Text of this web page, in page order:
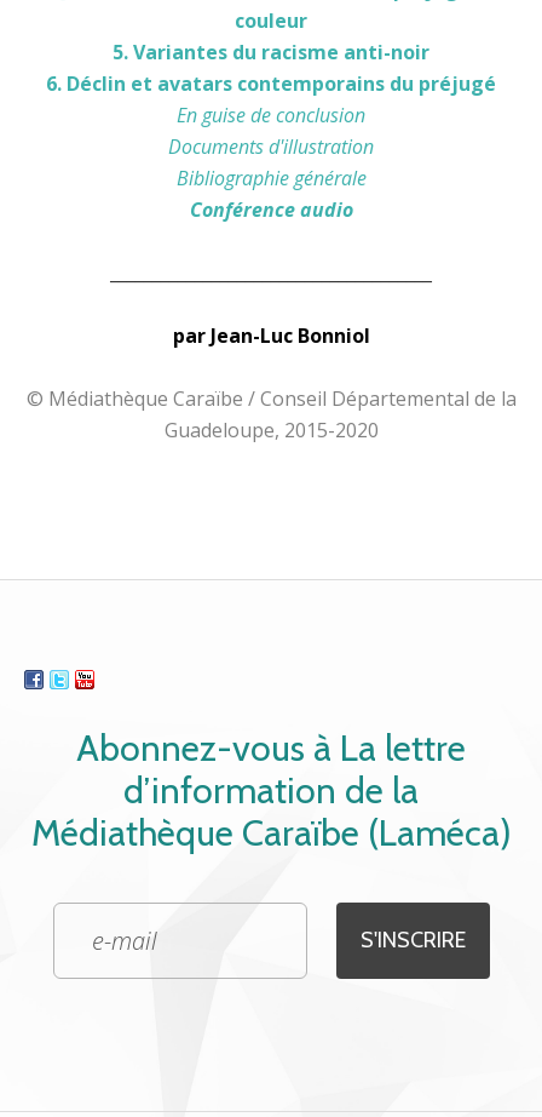
couleur
5. Variantes du racisme anti-noir
6. Déclin et avatars contemporains du préjugé
En guise de conclusion
Documents d'illustration
Bibliographie générale
Conférence audio
par Jean-Luc Bonniol
© Médiathèque Caraïbe / Conseil Départemental de la
Guadeloupe, 2015-2020
Abonnez-vous à La lettre
d’information de la
Médiathèque Caraïbe (Laméca)